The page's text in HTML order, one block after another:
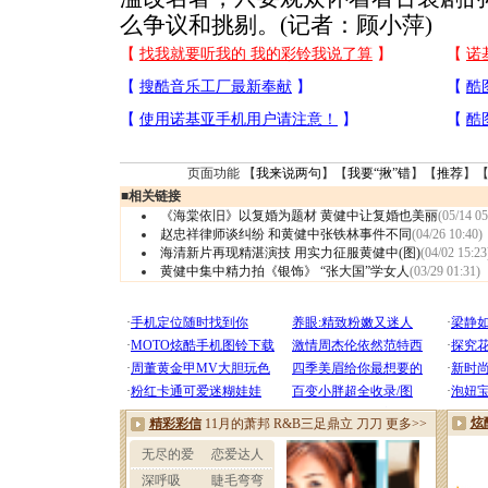
么争议和挑剔。(记者：顾小萍)
页面功能 【我来说两句 】【我要“揪”错】【推荐】
■相关链接
《海棠依旧》以复婚为题材 黄健中让复婚也美丽(05/14
赵忠祥律师谈纠纷 和黄健中张铁林事件不同(04/26 10:40)
海清新片再现精湛演技 用实力征服黄健中(图)(04/02
黄健中集中精力拍《银饰》 “张大国”学女人(03/29 01:31)